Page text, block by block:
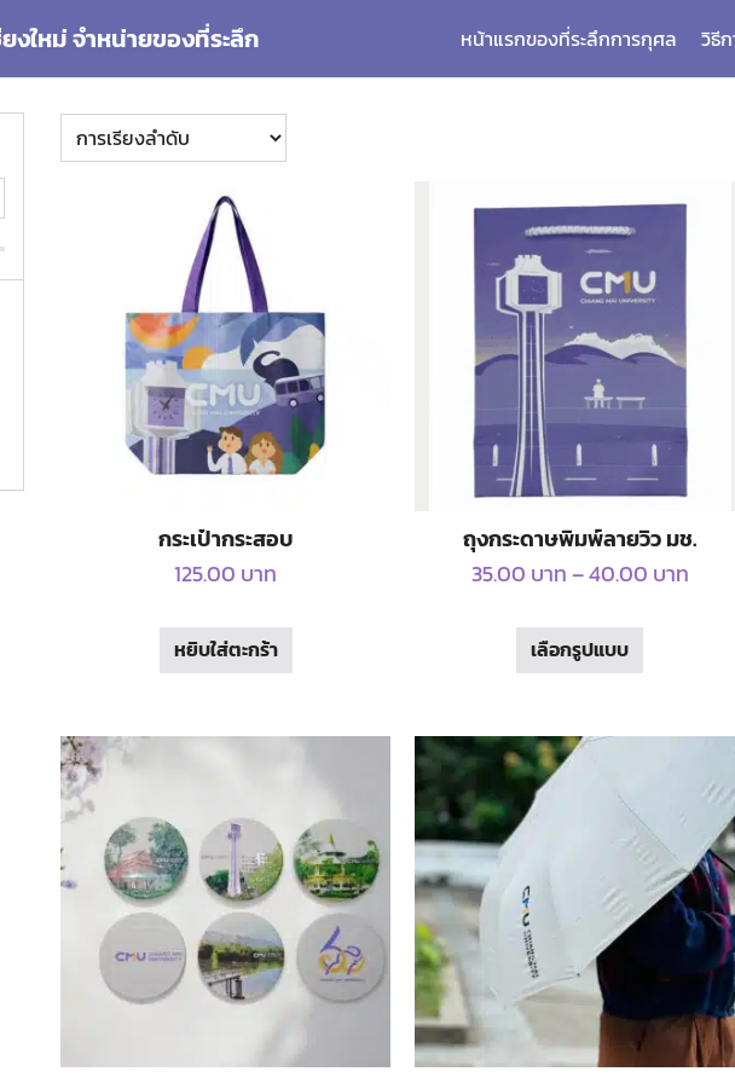
งใหม่ จำหน่ายของที่ระลึก หน้าแรกของที่ระลึกการกุศล วิธี
for:
กระเป๋ากระสอบ
125.00 บาท
หยิบใส่ตะกร้า
ถุงกระดาษพิมพ์ลายวิว มช.
35.00 บาท–40.00 บาทPrice
เลือกรูปแบบ
This
may
be
chosen
product
page